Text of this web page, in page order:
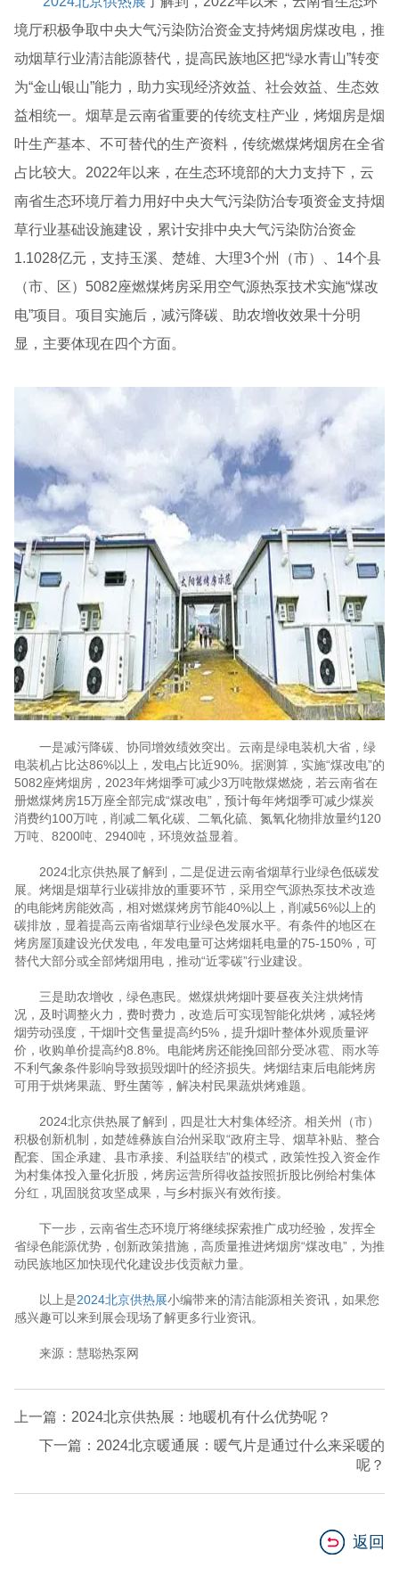
境厅积极争取中央大气污染防治资金支持烤烟房煤改电，推
动烟草行业清洁能源替代，提高民族地区把“绿水青山”转变
为“金山银山”能力，助力实现经济效益、社会效益、生态效
益相统一。烟草是云南省重要的传统支柱产业，烤烟房是烟
叶生产基本、不可替代的生产资料，传统燃煤烤烟房在全省
占比较大。2022年以来，在生态环境部的大力支持下，云
南省生态环境厅着力用好中央大气污染防治专项资金支持烟
草行业基础设施建设，累计安排中央大气污染防治资金
1.1028亿元，支持玉溪、楚雄、大理3个州（市）、14个县
（市、区）5082座燃煤烤房采用空气源热泵技术实施“煤改
电”项目。项目实施后，减污降碳、助农增收效果十分明
显，主要体现在四个方面。
一是减污降碳、协同增效绩效突出。云南是绿电装机大省，绿
电装机占比达86%以上，发电占比近90%。据测算，实施“煤改电”的
5082座烤烟房，2023年烤烟季可减少3万吨散煤燃烧，若云南省在
册燃煤烤房15万座全部完成“煤改电”，预计每年烤烟季可减少煤炭
消费约100万吨，削减二氧化碳、二氧化硫、氮氧化物排放量约120
万吨、8200吨、2940吨，环境效益显着。
2024北京供热展了解到，二是促进云南省烟草行业绿色低碳发
展。烤烟是烟草行业碳排放的重要环节，采用空气源热泵技术改造
的电能烤房能效高，相对燃煤烤房节能40%以上，削减56%以上的
碳排放，显着提高云南省烟草行业绿色发展水平。有条件的地区在
烤房屋顶建设光伏发电，年发电量可达烤烟耗电量的75-150%，可
替代大部分或全部烤烟用电，推动“近零碳”行业建设。
三是助农增收，绿色惠民。燃煤烘烤烟叶要昼夜关注烘烤情
况，及时调整火力，费时费力，改造后可实现智能化烘烤，减轻烤
烟劳动强度，干烟叶交售量提高约5%，提升烟叶整体外观质量评
价，收购单价提高约8.8%。电能烤房还能挽回部分受冰雹、雨水等
不利气象条件影响导致损毁烟叶的经济损失。烤烟结束后电能烤房
可用于烘烤果蔬、野生菌等，解决村民果蔬烘烤难题。
2024北京供热展了解到，四是壮大村集体经济。相关州（市）
积极创新机制，如楚雄彝族自治州采取“政府主导、烟草补贴、整合
配套、国企承建、县市承接、利益联结”的模式，政策性投入资金作
为村集体投入量化折股，烤房运营所得收益按照折股比例给村集体
分红，巩固脱贫攻坚成果，与乡村振兴有效衔接。
下一步，云南省生态环境厅将继续探索推广成功经验，发挥全
省绿色能源优势，创新政策措施，高质量推进烤烟房“煤改电”，为推
动民族地区加快现代化建设步伐贡献力量。
以上是2024北京供热展小编带来的清洁能源相关资讯，如果您
感兴趣可以来到展会现场了解更多行业资讯。
来源：慧聪热泵网
上一篇：2024北京供热展：地暖机有什么优势呢？
下一篇：2024北京暖通展：暖气片是通过什么来采暖的
呢？
返回